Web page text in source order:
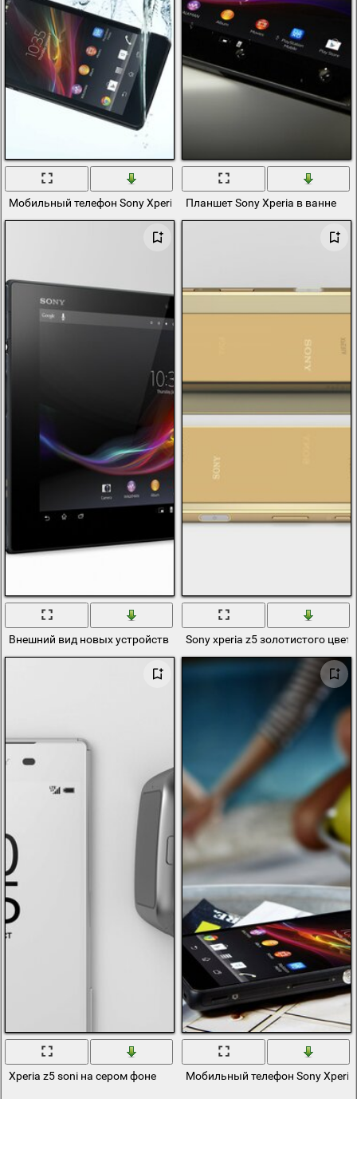
Мобильный телефон Sony Xperia в водеПланшет Sony Xperia в ванне
Внешний вид новых устройств Sony XperiaSony xperia z5 золотистого
Xperia z5 soni на сером фоне Мобильный телефон Sony Xperia